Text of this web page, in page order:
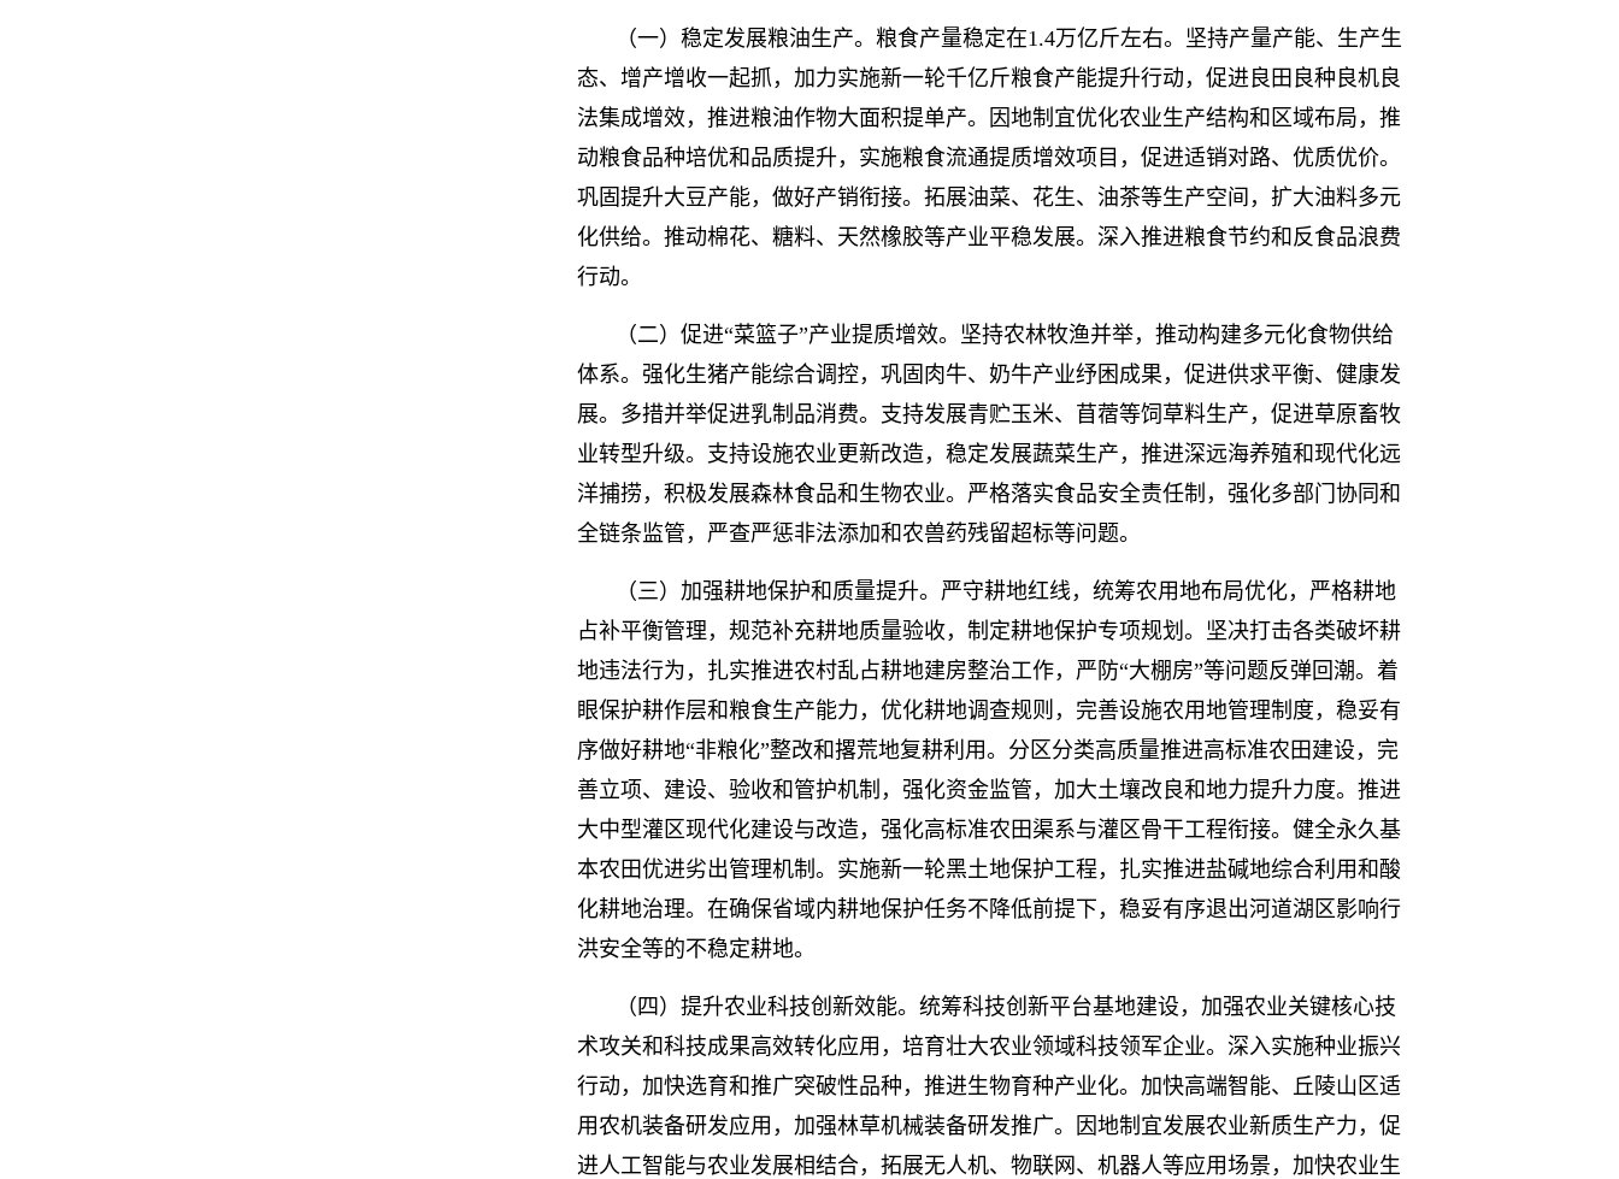
（一）稳定发展粮油生产。粮食产量稳定在1.4万亿斤左右。坚持产量产能、生产生
态、增产增收一起抓，加力实施新一轮千亿斤粮食产能提升行动，促进良田良种良机良
法集成增效，推进粮油作物大面积提单产。因地制宜优化农业生产结构和区域布局，推
动粮食品种培优和品质提升，实施粮食流通提质增效项目，促进适销对路、优质优价。
巩固提升大豆产能，做好产销衔接。拓展油菜、花生、油茶等生产空间，扩大油料多元
化供给。推动棉花、糖料、天然橡胶等产业平稳发展。深入推进粮食节约和反食品浪费
行动。
（二）促进“菜篮子”产业提质增效。坚持农林牧渔并举，推动构建多元化食物供给
体系。强化生猪产能综合调控，巩固肉牛、奶牛产业纾困成果，促进供求平衡、健康发
展。多措并举促进乳制品消费。支持发展青贮玉米、苜蓿等饲草料生产，促进草原畜牧
业转型升级。支持设施农业更新改造，稳定发展蔬菜生产，推进深远海养殖和现代化远
洋捕捞，积极发展森林食品和生物农业。严格落实食品安全责任制，强化多部门协同和
全链条监管，严查严惩非法添加和农兽药残留超标等问题。
（三）加强耕地保护和质量提升。严守耕地红线，统筹农用地布局优化，严格耕地
占补平衡管理，规范补充耕地质量验收，制定耕地保护专项规划。坚决打击各类破坏耕
地违法行为，扎实推进农村乱占耕地建房整治工作，严防“大棚房”等问题反弹回潮。着
眼保护耕作层和粮食生产能力，优化耕地调查规则，完善设施农用地管理制度，稳妥有
序做好耕地“非粮化”整改和撂荒地复耕利用。分区分类高质量推进高标准农田建设，完
善立项、建设、验收和管护机制，强化资金监管，加大土壤改良和地力提升力度。推进
大中型灌区现代化建设与改造，强化高标准农田渠系与灌区骨干工程衔接。健全永久基
本农田优进劣出管理机制。实施新一轮黑土地保护工程，扎实推进盐碱地综合利用和酸
化耕地治理。在确保省域内耕地保护任务不降低前提下，稳妥有序退出河道湖区影响行
洪安全等的不稳定耕地。
（四）提升农业科技创新效能。统筹科技创新平台基地建设，加强农业关键核心技
术攻关和科技成果高效转化应用，培育壮大农业领域科技领军企业。深入实施种业振兴
行动，加快选育和推广突破性品种，推进生物育种产业化。加快高端智能、丘陵山区适
用农机装备研发应用，加强林草机械装备研发推广。因地制宜发展农业新质生产力，促
进人工智能与农业发展相结合，拓展无人机、物联网、机器人等应用场景，加快农业生